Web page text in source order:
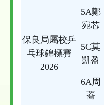
保良局屬校乒
乓球錦標賽
2026
5A鄭
宛芯
5C莫
凱盈
6A周
蕎